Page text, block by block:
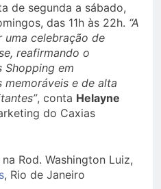
de segunda a sábado,
das 11h às 22h. “A
uma celebração de
reafirmando o
Shopping em
e de alta
, conta Helayne
do Caxias
Rod. Washington Luiz,
, Rio de Janeiro